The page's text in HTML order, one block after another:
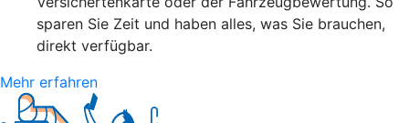
sparen Sie Zeit und haben alles, was Sie brauchen,
direkt verfügbar.
Mehr erfahren